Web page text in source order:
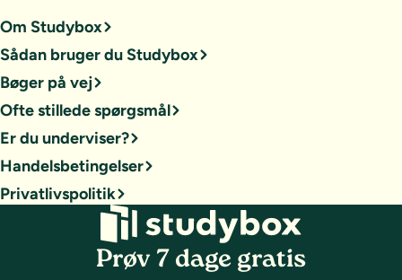
Om Studybox
Sådan bruger du Studybox
Bøger på vej
Ofte stillede spørgsmål
Er du underviser?
Handelsbetingelser
Privatlivspolitik
Prøv 7 dage gratis